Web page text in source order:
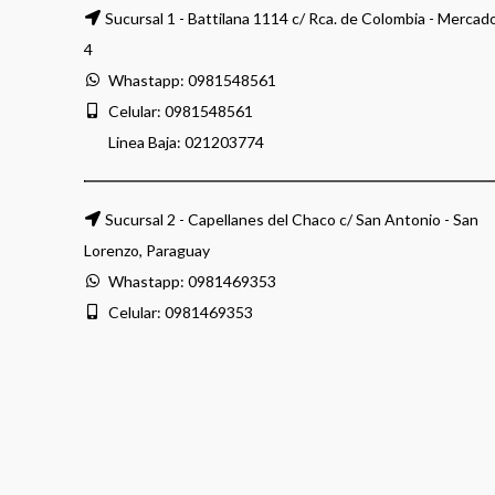
Sucursal 1 - Battilana 1114 c/ Rca. de Colombia -
4
Whastapp: 0981548561
Celular: 0981548561
Linea Baja: 021203774
Sucursal 2 - Capellanes del Chaco c/ San Antonio - San
Lorenzo, Paraguay
Whastapp: 0981469353
Celular: 0981469353